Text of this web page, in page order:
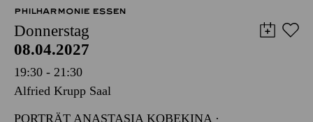
ESSENER PHILHARMONIKER
PHILHARMONIE ESSEN
Donnerstag
08.04.2027
19:30 - 21:30